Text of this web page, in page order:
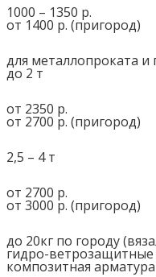
1000 – 1350 р.
от 1400 р. (пригород)
для металлопроката
до 2 т
от 2350 р.
от 2700 р. (пригород)
2,5 – 4 т
от 2700 р.
от 3000 р. (пригород)
до 20кг по городу
гидро-
композитная